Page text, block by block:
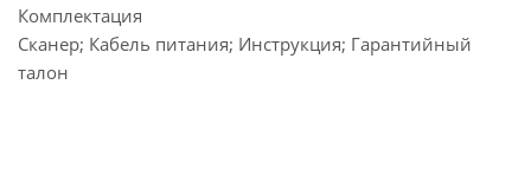
Комплектация
Сканер; Кабель питания; Инструкция; Гарантийный
талон